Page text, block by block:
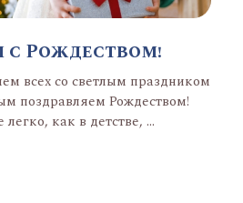
с Рождеством!
всех со светлым праздником
поздравляем Рождеством!
Пусть станет на душе легко, как в детстве, ...